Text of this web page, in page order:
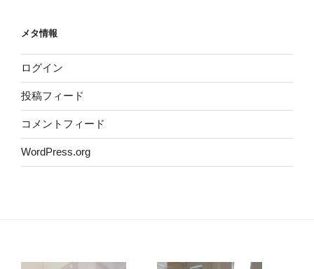
メタ情報
ログイン
投稿フィード
コメントフィード
WordPress.org